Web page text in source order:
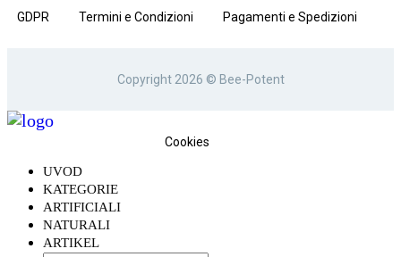
GDPR Termini e Condizioni Pagamenti e Spedizioni
Cos'è Bee-Potent.com Dichiarazione sui
Cookies
Copyright 2026 © Bee-Potent
UVOD
KATEGORIE
ARTIFICIALI
NATURALI
ARTIKEL